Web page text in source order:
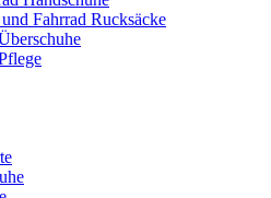
Fahrrad Rucksäcke